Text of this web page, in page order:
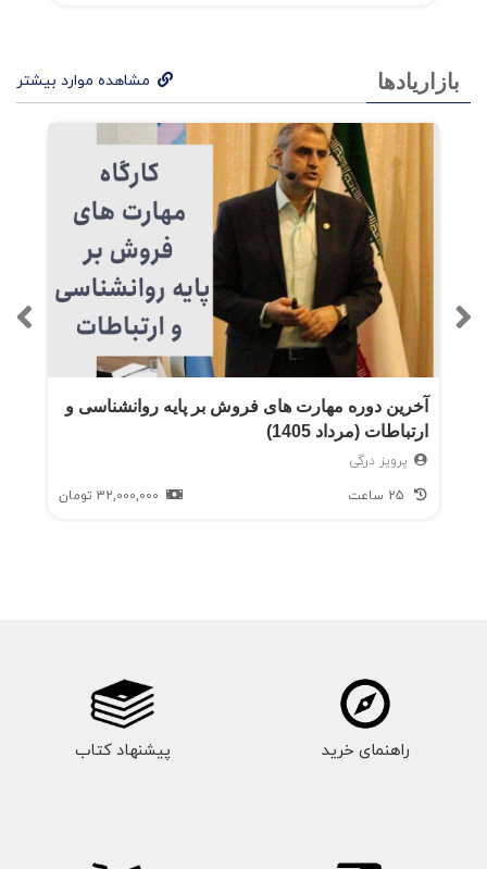
بازاریادها مشاهده موارد بیشتر
آخرین دوره مهارت های فروش بر پایه روانشناسی و
ارتباطات (مرداد 1405)
پرویز درگی
32,000,000 تومان
راهنمای خرید پیشنهاد کتاب